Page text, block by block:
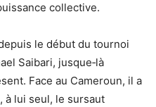
collective.
le début du tournoi
Saibari, jusque‑là
Face au Cameroun, il a
à lui seul, le sursaut